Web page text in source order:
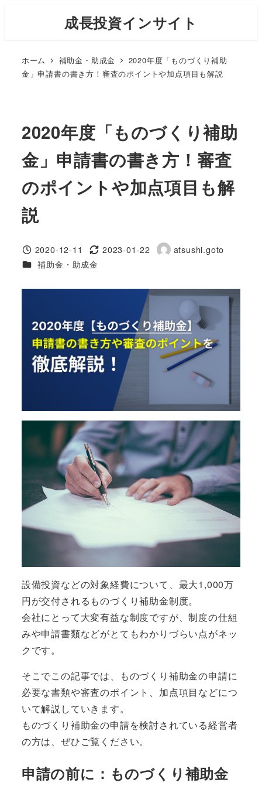
成長投資インサイト
ホーム 補助金・助成金
2020年度「ものづくり補助
金」申請書の書き方！審査のポイントや加点項目も解説
2020年度「ものづくり補助
金」申請書の書き方！審査
のポイントや加点項目も解
説
投稿日
2020-12-11
更新日
2023-01-22
著
atsushi.goto
カテゴリー
補助金・助成金
設備投資などの対象経費について、最大1,000万
円が交付されるものづくり補助金制度。
会社にとって大変有益な制度ですが、制度の仕組
みや申請書類などがとてもわかりづらい点がネッ
クです。
そこでこの記事では、ものづくり補助金の申請に
必要な書類や審査のポイント、加点項目などにつ
いて解説していきます。
ものづくり補助金の申請を検討されている経営者
の方は、ぜひご覧ください。
申請の前に：ものづくり補助金